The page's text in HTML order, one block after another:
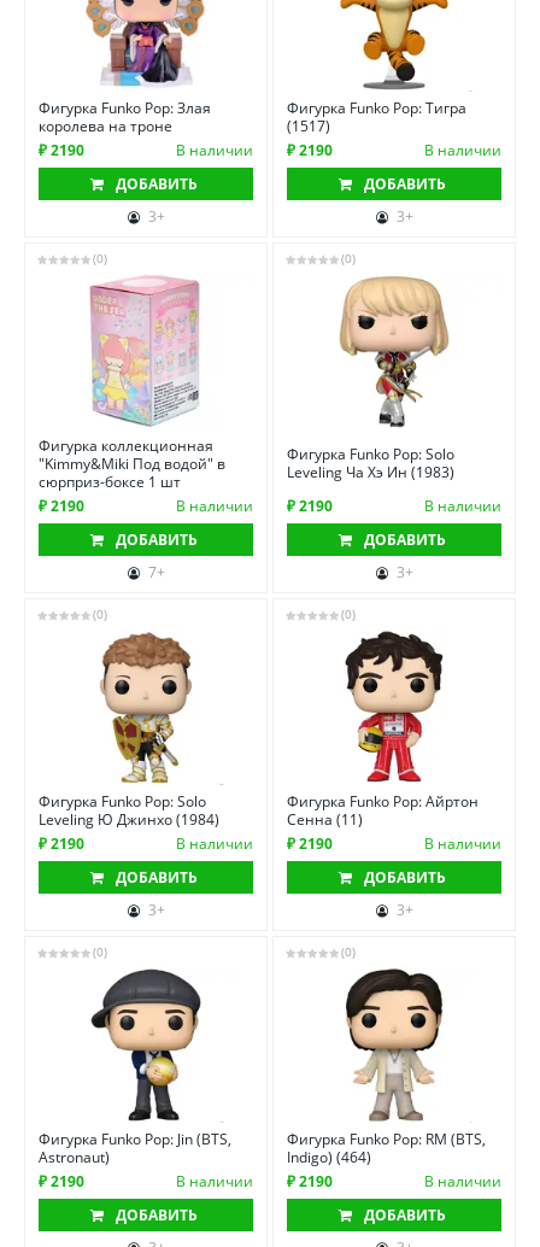
Фигурка Funko Pop: Злая
королева на троне
₽ 2190
В наличии
ДОБАВИТЬ
3+
Фигурка Funko Pop: Тигра
(1517)
₽ 2190
В наличии
ДОБАВИТЬ
3+
(0)
Фигурка коллекционная
"Kimmy&Miki Под водой" в
сюрприз-боксе 1 шт
₽ 2190
В наличии
ДОБАВИТЬ
7+
(0)
Фигурка Funko Pop: Solo
Leveling Ча Хэ Ин (1983)
₽ 2190
В наличии
ДОБАВИТЬ
3+
(0)
Фигурка Funko Pop: Solo
Leveling Ю Джинхо (1984)
₽ 2190
В наличии
ДОБАВИТЬ
3+
(0)
Фигурка Funko Pop: Айртон
Сенна (11)
₽ 2190
В наличии
ДОБАВИТЬ
3+
(0)
Фигурка Funko Pop: Jin (BTS,
Astronaut)
₽ 2190
В наличии
ДОБАВИТЬ
(0)
Фигурка Funko Pop: RM (BTS,
Indigo) (464)
₽ 2190
В наличии
ДОБАВИТЬ